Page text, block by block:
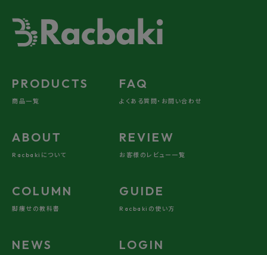
PRODUCTS
商品一覧
FAQ
よくある質問・お問い合わせ
ABOUT
Racbakiについて
REVIEW
お客様のレビュー一覧
COLUMN
脚痩せの教科書
GUIDE
Racbakiの使い方
NEWS LOGIN